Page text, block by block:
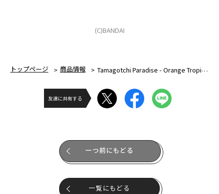
(C)BANDAI
トップページ 商品情報 Tamagotchi Paradise - Orange Tropics Premium Set
友達に共有する
一つ前にもどる
一覧にもどる